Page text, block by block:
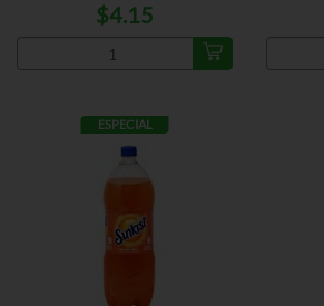
$4.15
ESPECIAL